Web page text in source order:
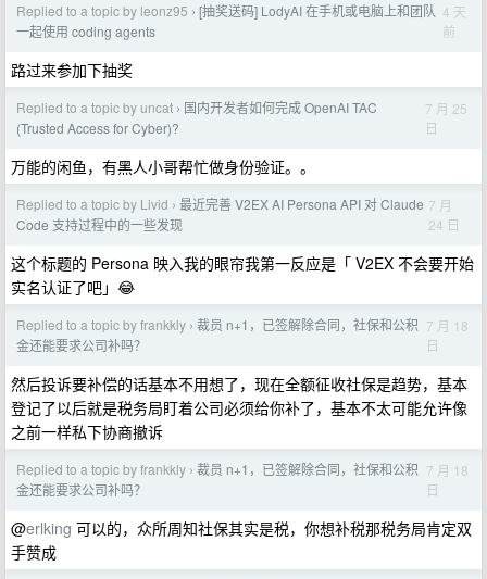
Replied to a topic by leonz95 › [抽奖送码] LodyAI 在手机或电脑上和团队
一起使用 coding agents
4 天
前
路过来参加下抽奖
Replied to a topic by uncat › 国内开发者如何完成 OpenAI TAC
(Trusted Access for Cyber)?
7 月 25
日
万能的闲鱼，有黑人小哥帮忙做身份验证。。
Replied to a topic by Livid › 最近完善 V2EX AI Persona API 对 Claude
Code 支持过程中的一些发现
7 月
24 日
这个标题的 Persona 映入我的眼帘我第一反应是「 V2EX 不会要开始
实名认证了吧」😂
Replied to a topic by frankkly › 裁员 n+1，已签解除合同，社保和公积
金还能要求公司补吗？
7 月 18
日
然后投诉要补偿的话基本不用想了，现在全额征收社保是趋势，基本
登记了以后就是税务局盯着公司必须给你补了，基本不太可能允许像
之前一样私下协商撤诉
Replied to a topic by frankkly › 裁员 n+1，已签解除合同，社保和公积
金还能要求公司补吗？
7 月 18
日
@erlking 可以的，众所周知社保其实是税，你想补税那税务局肯定双
手赞成